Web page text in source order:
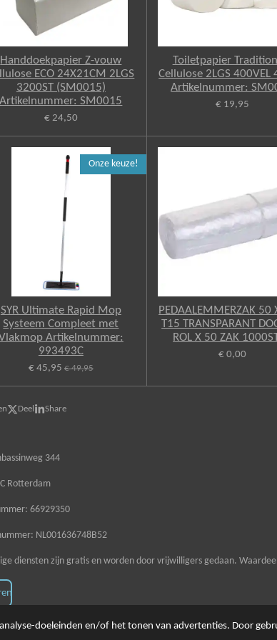
doeleinden en/of het tonen van advertenties. Door
Handdoekpapier Z-vouw
ECO 24X21CM 2LGS
3200ST (SM0015)
Artikelnummer: SM0015
€ 24,50
Toiletpapier
Cellulose 2LGS 400VEL
Artikelnummer:
€ 19,95
Onze keuze!
SYR Ultimate Rapid Mop
Systeem Compleet met
Artikelnummer:
993493C
€ 45,95 € 49,95
PEDAALEMMERZAK 50
T15 TRANSPARANT
ROL X 50 ZAK
€ 0,00
Deel Share
344
Rotterdam
66929350
NL001636748B52
diensten zijn gratis en worden door vrijwilligers gedaan.